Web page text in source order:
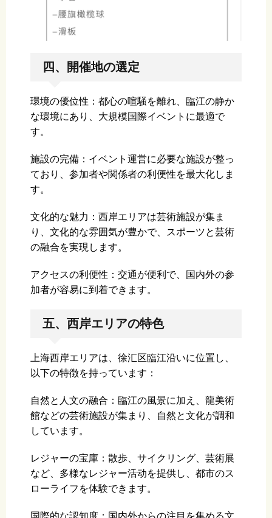
四、開催地の選定
環境の優位性：都心の喧騒を離れ、臨江の静か
な環境にあり、大規模国際イベントに最適で
す。
施設の完備：イベント運営に必要な施設が整っ
ており、参加者や関係者の利便性を最大化しま
す。
文化的な魅力：西岸エリアは芸術施設が集ま
り、文化的な雰囲気が豊かで、スポーツと芸術
の融合を実現します。
アクセスの利便性：交通が便利で、国内外の参
加者が容易に到着できます。
五、西岸エリアの特色
上海西岸エリアは、徐汇区臨江沿いに位置し、
以下の特徴を持っています：
自然と人文の融合：臨江の風景に加え、龍美術
館などの芸術施設が集まり、自然と文化が調和
しています。
レジャーの宝庫：散歩、サイクリング、芸術展
など、多様なレジャー活动を提供し、都市のス
ローライフを体験できます。